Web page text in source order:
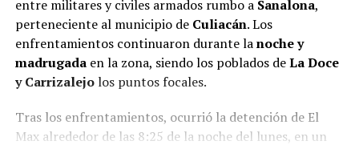
entre militares y civiles armados rumbo a Sanalona,
perteneciente al municipio de Culiacán. Los
enfrentamientos continuaron durante lanoche y
madrugadaen la zona, siendo los poblados deLa Doce
y Carrizalejolos puntos focales.
Tras los enfrentamientos, ocurrió la detención de El
Max alrededor de las 8:25 de la noche del lunes, en un